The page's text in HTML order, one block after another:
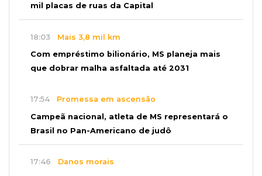
mil placas de ruas da Capital
18:03 Mais 3,8 mil km
Com empréstimo bilionário, MS planeja mais
que dobrar malha asfaltada até 2031
17:54 Promessa em ascensão
Campeã nacional, atleta de MS representará o
Brasil no Pan-Americano de judô
17:46 Danos morais